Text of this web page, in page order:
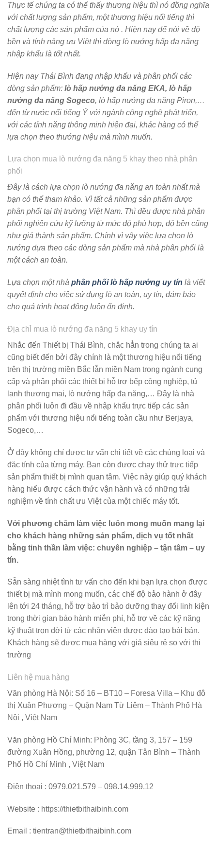
Thực tế chúng ta có thể thấy thương hiệu thì nó đồng nghĩa
với chất lượng sản phẩm, một thương hiệu nổi tiếng thì
chất lượng các sản phẩm của nó . Hiện nay để nói về độ
bền và tính năng ưu Việt thì dòng lò nướng hấp đa năng
nhập khẩu là tốt nhất.
Hiện nay Thái Bình đang nhập khẩu và phân phối các
dòng sản phẩm: lò hấp nướng đa năng EKA, lò hấp
nướng đa năng Sogeco, lò hấp nướng đa năng Piron,…
đến từ nước nổi tiếng Ý với ngành công nghệ phát triển,
với các tính năng thông minh hiện đại, khác hàng có thể
lựa chọn theo thướng hiệu mà mình muốn.
Lựa chọn mua lò nướng đa năng 5 khay theo nhà phân
phối
Đây là cách lựa chọn lò nướng đa năng an toàn nhất mà
bạn có thể tham khảo. Vì tất cả những sản phẩm được
phân phối tại thị trường Việt Nam. Thì đều được nhà phân
phối nghiên cứu kỹ lưỡng từ mức độ phù hợp, độ bền cũng
như giá thành sản phẩm. Chính vì vậy việc lựa chọn lò
nướng dựa theo các dòng sản phẩm mà nhà phân phối là
một cách an toàn.
Lựa chọn một nhà phân phối lò hấp nướng uy tín là viết
quyết định cho việc sử dụng lò an toàn, uy tín, đảm bảo
cho quá trình hoạt động luôn ổn định.
Địa chỉ mua lò nướng đa năng 5 khay uy tín
Nhắc đến Thiết bị Thái Bình, chắc hẳn trong chúng ta ai
cũng biết đến bởi đây chính là một thương hiệu nổi tiếng
trên thị trường miền Bắc lẫn miền Nam trong ngành cung
cấp và phân phối các thiết bị hỗ trợ bếp công nghiệp, tủ
lạnh thương mại, lò nướng hấp đa năng,… Đây là nhà
phân phối luôn đi đầu về nhập khẩu trực tiếp các sản
phẩm với thương hiệu nổi tiếng toàn cầu như Berjaya,
Sogeco,…
Ở đây không chỉ được tư vấn chi tiết về các chủng loại và
đặc tính của từng máy. Bạn còn được chạy thử trực tiếp
sản phẩm thiết bị mình quan tâm. Việc này giúp quý khách
hàng hiểu được cách thức vận hành và có những trải
nghiệm về tính chất ưu Việt của một chiếc máy tốt.
Với phương châm làm việc luôn mong muốn mang lại
cho khách hàng những sản phẩm, dịch vụ tốt nhất
bằng tinh thần làm việc: chuyên nghiệp – tận tâm – uy
tín.
Sẵn sàng nhiệt tình tư vấn cho đến khi bạn lựa chọn được
thiết bị mà mình mong muốn, các chế độ bảo hành ở đây
lên tới 24 tháng, hỗ trợ bảo trì bảo dưỡng thay đổi linh kiện
trong thời gian bảo hành miễn phí, hỗ trợ về các kỹ năng
kỹ thuật trọn đời từ các nhân viên được đào tạo bài bản.
Khách hàng sẽ được mua hàng với giá siêu rẻ so với thị
trường
Liên hệ mua hàng
Văn phòng Hà Nội: Số 16 – BT10 – Foresa Villa – Khu đô
thị Xuân Phương – Quận Nam Từ Liêm – Thành Phố Hà
Nội , Việt Nam
Văn phòng Hồ Chí Minh: Phòng 3C, tầng 3, 157 – 159
đường Xuân Hồng, phường 12, quận Tân Bình – Thành
Phố Hồ Chí Minh , Việt Nam
Điện thoại : 0979.021.579 – 098.14.999.12
Website : https://thietbithaibinh.com
Email : tientran@thietbithaibinh.com